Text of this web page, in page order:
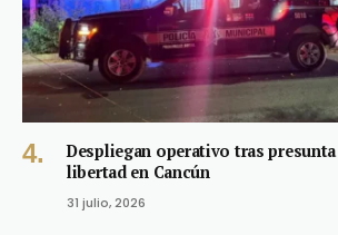
Despliegan operativo tras
libertad en Cancún
31 julio, 2026